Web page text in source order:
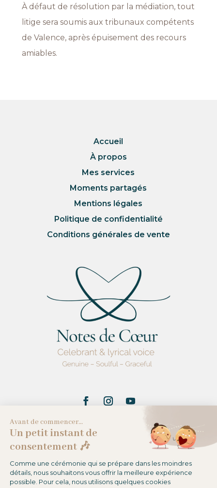
À défaut de résolution par la médiation, tout
litige sera soumis aux tribunaux compétents
de Valence, après épuisement des recours
amiables.
Accueil
À propos
Mes services
Moments partagés
Mentions légales
Politique de confidentialité
Conditions générales de vente
Me contacter
Prendre RDV